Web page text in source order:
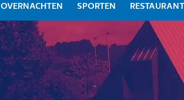
OVERNACHTEN SPORTEN RESTAURANT